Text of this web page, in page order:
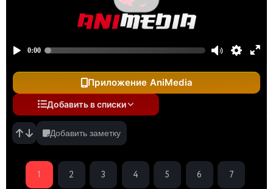
Приложение AniMedia
Добавить в списки
Добавить заметку
1 2 3 4 5 6 7